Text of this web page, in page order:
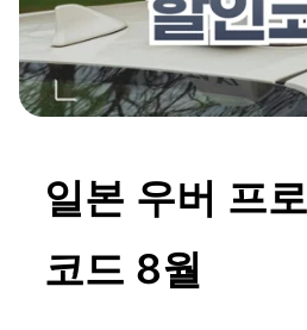
일본 우버 프
코드 8월